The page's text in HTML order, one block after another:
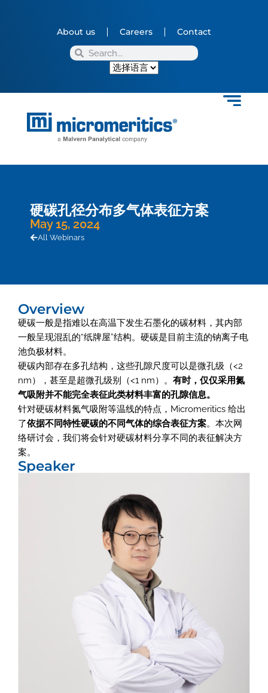
About us Careers Contact
硬碳孔径分布多气体表征方案
May 15, 2024
All Webinars
Overview
硬碳一般是指难以在高温下发生石墨化的碳材料，其内部
一般呈现混乱的“纸牌屋”结构。硬碳是目前主流的钠离子电
池负极材料。
硬碳内部存在多孔结构，这些孔隙尺度可以是微孔级（<2
nm），甚至是超微孔级别（<1 nm）。 有时，仅仅采用氮
气吸附并不能完全表征此类材料丰富的孔隙信息。
针对硬碳材料氮气吸附等温线的特点，Micromeritics 给出
了依据不同特性硬碳的不同气体的综合表征方案。本次网
络研讨会，我们将会针对硬碳材料分享不同的表征解决方
案。
Speaker